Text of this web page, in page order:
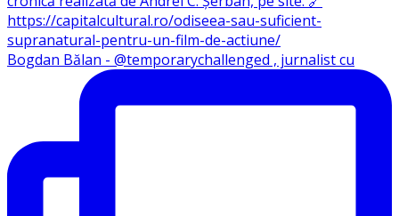
Bogdan Bălan - @temporarychallenged , jurnalist cu